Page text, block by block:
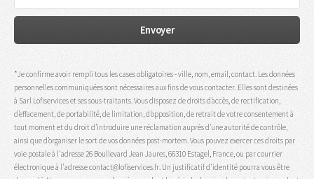
*Je confirme avoir rempli tous les cases obligatoires - ville, nom, email, contact. Les données
personnelles communiquées sont nécessaires aux fins de vous contacter. Elles sont destinées
à Sarl Lofiservices et ses sous-traitants. Vous disposez de droits d’accès, de rectification,
d’effacement, de portabilité, de limitation, d’opposition, de retrait de votre consentement à
tout moment et du droit d’introduire une réclamation auprès d’une autorité de contrôle,
ainsi que d’organiser le sort de vos données post-mortem. Vous pouvez exercer ces droits par
voie postale à l'adresse 26 Boullevard Jean Jaures, 66310 Estagel, France, ou par courrier
électronique à l'adresse contact@lofiservices.fr. Un justificatif d'identité pourra vous être